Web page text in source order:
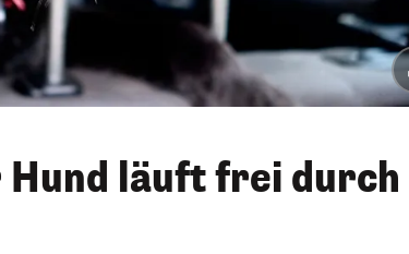
läuft frei durch